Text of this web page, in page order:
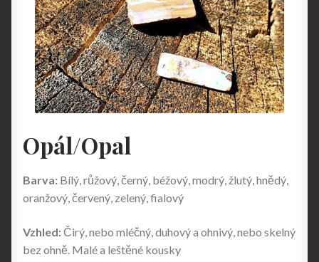
Opál/Opal
Barva: Bílý, růžový, černý, béžový, modrý, žlutý, hnědý,
oranžový, červený, zelený, fialový
Vzhled: Čirý, nebo mléčný, duhový a ohnivý, nebo skelný
bez ohně. Malé a leštěné kousky